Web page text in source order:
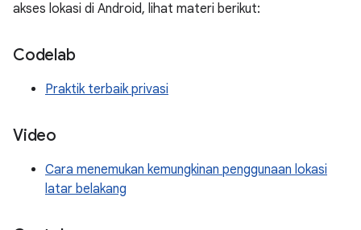
akses lokasi di Android, lihat materi berikut:
Codelab
Praktik terbaik privasi
Video
Cara menemukan kemungkinan penggunaan lokasi
latar belakang